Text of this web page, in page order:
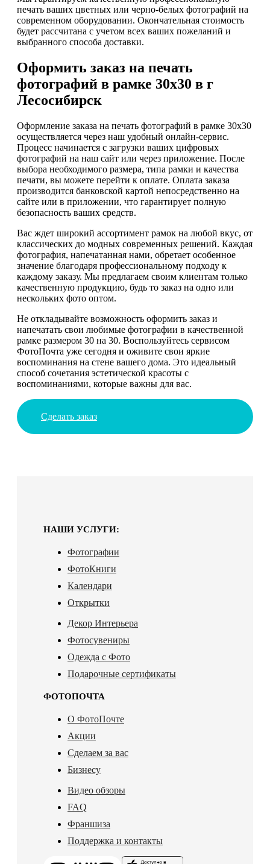
печать ваших цветных или черно-белых фотографий на
современном оборудовании. Окончательная стоимость
будет рассчитана с учетом всех ваших пожеланий и
выбранного способа доставки.
Оформить заказ на печать
фотографий в рамке 30х30 в г
Лесосибирск
Оформление заказа на печать фотографий в рамке 30х30
осуществляется через наш удобный онлайн-сервис.
Процесс начинается с загрузки ваших цифровых
фотографий на наш сайт или через приложение. После
выбора необходимого размера, типа рамки и качества
печати, вы можете перейти к оплате. Оплата заказа
производится банковской картой непосредственно на
сайте или в приложении, что гарантирует полную
безопасность ваших средств.
Вас ждет широкий ассортимент рамок на любой вкус, от
классических до модных современных решений. Каждая
фотография, напечатанная нами, обретает особенное
значение благодаря профессиональному подходу к
каждому заказу. Мы предлагаем своим клиентам только
качественную продукцию, будь то заказ на одно или
нескольких фото оптом.
Не откладывайте возможность оформить заказ и
напечатать свои любимые фотографии в качественной
рамке размером 30 на 30. Воспользуйтесь сервисом
ФотоПочта уже сегодня и оживите свои яркие
воспоминания на стене вашего дома. Это идеальный
способ сочетания эстетической красоты с
воспоминаниями, которые важны для вас.
Сделать заказ
НАШИ УСЛУГИ:
Фотографии
ФотоКниги
Календари
Открытки
Декор Интерьера
Фотосувениры
Одежда с Фото
Подарочные сертификаты
ФОТОПОЧТА
О ФотоПочте
Акции
Сделаем за вас
Бизнесу
Видео обзоры
FAQ
Франшиза
Поддержка и контакты